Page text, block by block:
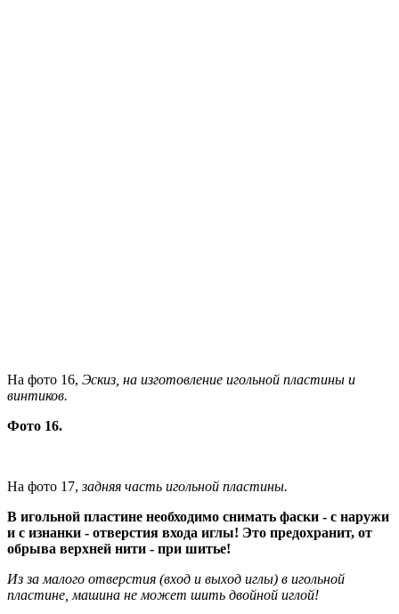
На фото 16, Эскиз, на изготовление игольной пластины и
винтиков.
Фото 16.
На фото 17,задняя часть игольной пластины.
В игольной пластине необходимо снимать фаски - с наружи
и с изнанки - отверстия входа иглы! Это предохранит, от
обрыва верхней нити - при шитье!
Из за малого отверстия (вход и выход иглы) в игольной
пластине, машина не может шить двойной иглой!